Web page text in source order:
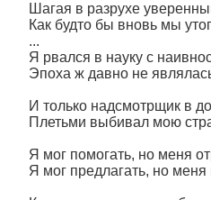
Шагая в разрухе
Как будто бы вновь мы
...
Я рвался в науку с
Эпоха ж давно не
И только надсмотрщик в
Плетьми выбивал мою
Я мог помогать, но меня
Я мог предлагать, но меня